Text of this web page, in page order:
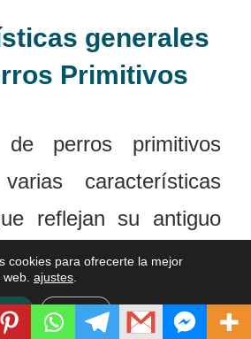
generales
Primitivos
perros primitivos
características
reflejan su antiguo
naturaleza
Aquí hay algunas de
más comunes de
cookies para ofrecerte la mejor
ajustes